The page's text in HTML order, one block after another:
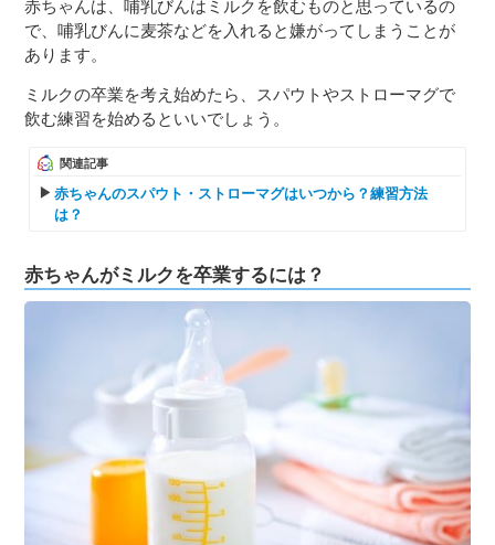
赤ちゃんは、哺乳びんはミルクを飲むものと思っているの
で、哺乳びんに麦茶などを入れると嫌がってしまうことが
あります。
ミルクの卒業を考え始めたら、スパウトやストローマグで
飲む練習を始めるといいでしょう。
関連記事
赤ちゃんのスパウト・ストローマグはいつから？練習方法
は？
赤ちゃんがミルクを卒業するには？